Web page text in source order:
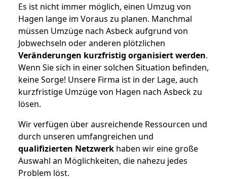
Es ist nicht immer möglich, einen Umzug von
Hagen lange im Voraus zu planen. Manchmal
müssen Umzüge nach Asbeck aufgrund von
Jobwechseln oder anderen plötzlichen
Veränderungen kurzfristig organisiert werden.
Wenn Sie sich in einer solchen Situation befinden,
keine Sorge! Unsere Firma ist in der Lage, auch
kurzfristige Umzüge von Hagen nach Asbeck zu
lösen.
Wir verfügen über ausreichende Ressourcen und
durch unseren umfangreichen und
qualifizierten Netzwerk haben wir eine große
Auswahl an Möglichkeiten, die nahezu jedes
Problem löst.